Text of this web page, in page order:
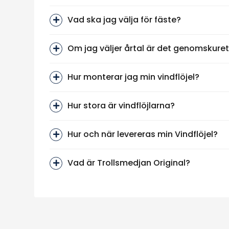
Vad ska jag välja för fäste?
Om jag väljer årtal är det
Hur monterar jag min vindflöjel?
Hur stora är vindflöjlarna?
Hur och när levereras min Vindflöjel?
Vad är Trollsmedjan Original?